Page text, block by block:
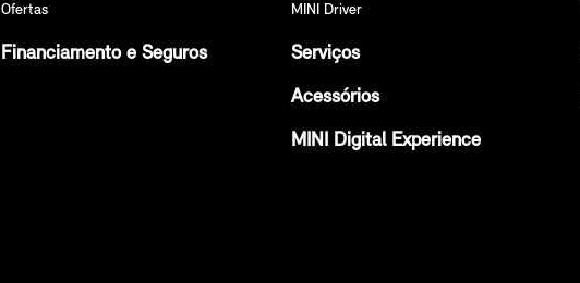
Ofertas
Financiamento e Seguros
MINI Driver
Serviços
Acessórios
MINI Digital Experience